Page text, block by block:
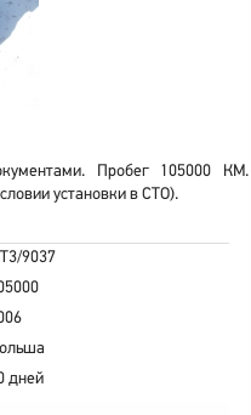
Пробег 105000 КМ.
установки в СТО).
9037
дней